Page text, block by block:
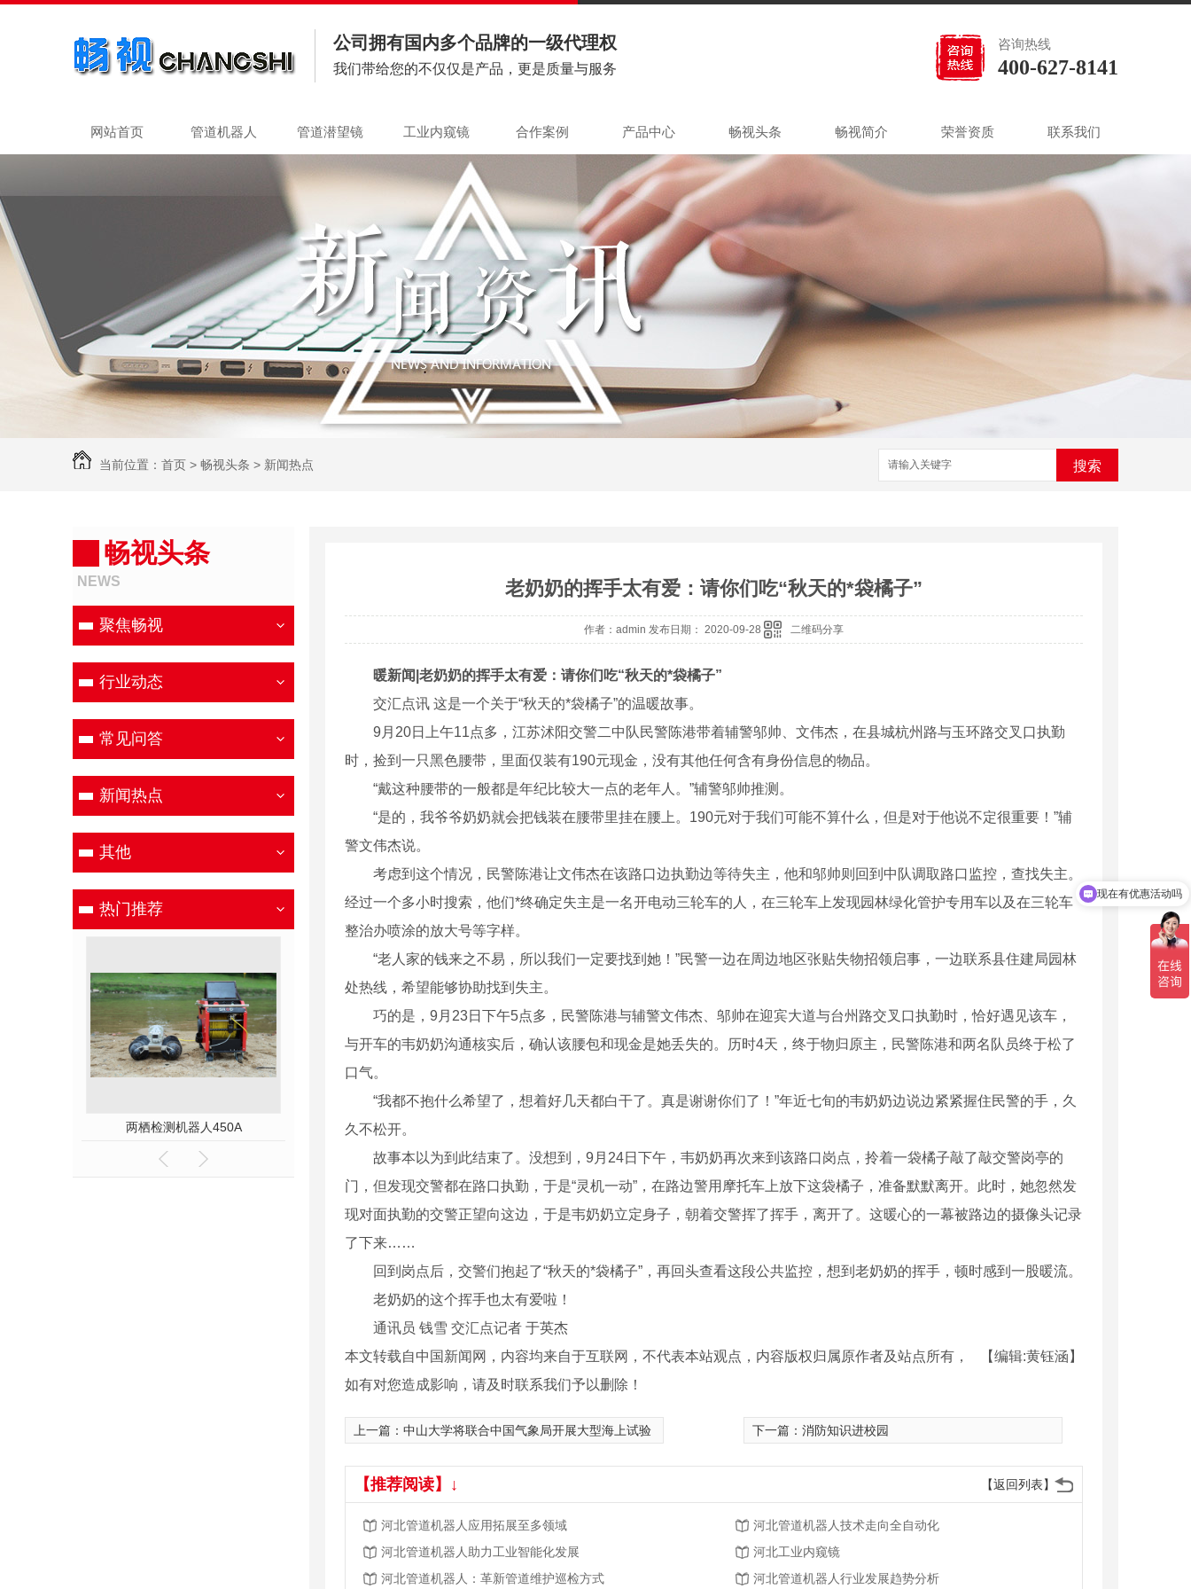
公司拥有国内多个品牌的一级代理权
我们带给您的不仅仅是产品，更是质量与服务
咨询热线
400-627-8141
网站首页 管道机器人 管道潜望镜 工业内窥镜 合作案例 产品中心 畅视头条 畅视简介 荣誉资质 联系我们
当前位置： 首页 > 畅视头条 > 新闻热点 搜索
畅视头条
NEWS
聚焦畅视
行业动态
常见问答
新闻热点
其他
热门推荐
两栖检测机器人450A
老奶奶的挥手太有爱：请你们吃“秋天的*袋橘子”
作者：admin 发布日期： 2020-09-28 二维码分享
暖新闻|老奶奶的挥手太有爱：请你们吃“秋天的*袋橘子”
交汇点讯 这是一个关于“秋天的*袋橘子”的温暖故事。
9月20日上午11点多，江苏沭阳交警二中队民警陈港带着辅警邬帅、文伟杰，在县城杭州路与玉环路交叉口执勤
时，捡到一只黑色腰带，里面仅装有190元现金，没有其他任何含有身份信息的物品。
“戴这种腰带的一般都是年纪比较大一点的老年人。”辅警邬帅推测。
“是的，我爷爷奶奶就会把钱装在腰带里挂在腰上。190元对于我们可能不算什么，但是对于他说不定很重要！”辅
警文伟杰说。
考虑到这个情况，民警陈港让文伟杰在该路口边执勤边等待失主，他和邬帅则回到中队调取路口监控，查找失主。
经过一个多小时搜索，他们*终确定失主是一名开电动三轮车的人，在三轮车上发现园林绿化管护专用车以及在三轮车
整治办喷涂的放大号等字样。
“老人家的钱来之不易，所以我们一定要找到她！”民警一边在周边地区张贴失物招领启事，一边联系县住建局园林
处热线，希望能够协助找到失主。
巧的是，9月23日下午5点多，民警陈港与辅警文伟杰、邬帅在迎宾大道与台州路交叉口执勤时，恰好遇见该车，
与开车的韦奶奶沟通核实后，确认该腰包和现金是她丢失的。历时4天，终于物归原主，民警陈港和两名队员终于松了
口气。
“我都不抱什么希望了，想着好几天都白干了。真是谢谢你们了！”年近七旬的韦奶奶边说边紧紧握住民警的手，久
久不松开。
故事本以为到此结束了。没想到，9月24日下午，韦奶奶再次来到该路口岗点，拎着一袋橘子敲了敲交警岗亭的
门，但发现交警都在路口执勤，于是“灵机一动”，在路边警用摩托车上放下这袋橘子，准备默默离开。此时，她忽然发
现对面执勤的交警正望向这边，于是韦奶奶立定身子，朝着交警挥了挥手，离开了。这暖心的一幕被路边的摄像头记录
了下来……
回到岗点后，交警们抱起了“秋天的*袋橘子”，再回头查看这段公共监控，想到老奶奶的挥手，顿时感到一股暖流。
老奶奶的这个挥手也太有爱啦！
通讯员 钱雪 交汇点记者 于英杰
【编辑:黄钰涵】
本文转载自中国新闻网，内容均来自于互联网，不代表本站观点，内容版权归属原作者及站点所有，
如有对您造成影响，请及时联系我们予以删除！
上一篇： 中山大学将联合中国气象局开展大型海上试验 下一篇： 消防知识进校园
【返回列表】
【推荐阅读】↓
河北管道机器人应用拓展至多领域
河北管道机器人技术走向全自动化
河北管道机器人助力工业智能化发展
河北工业内窥镜
河北管道机器人：革新管道维护巡检方式
河北管道机器人行业发展趋势分析
现在有优惠活动吗